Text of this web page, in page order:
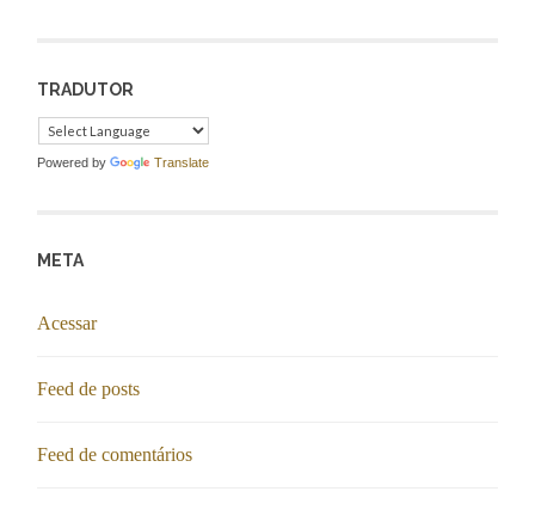
TRADUTOR
Powered by Translate
META
Acessar
Feed de posts
Feed de comentários